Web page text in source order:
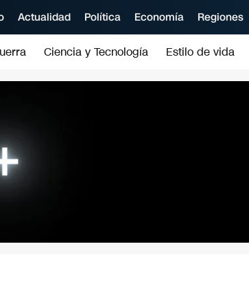
Actualidad Política Economía Regiones
Ciencia y Tecnología Estilo de vida